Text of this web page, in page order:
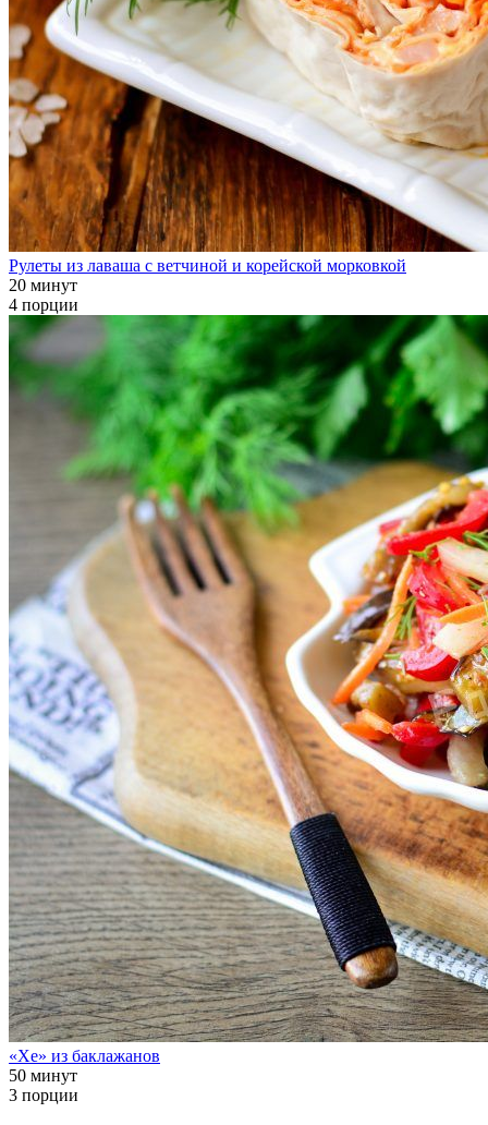
Рулеты из лаваша с ветчиной и корейской морковкой
20 минут
4 порции
«Хе» из баклажанов
50 минут
3 порции